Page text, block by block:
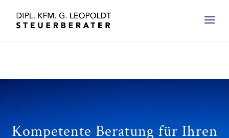
Kompetente Beratung für Ihren